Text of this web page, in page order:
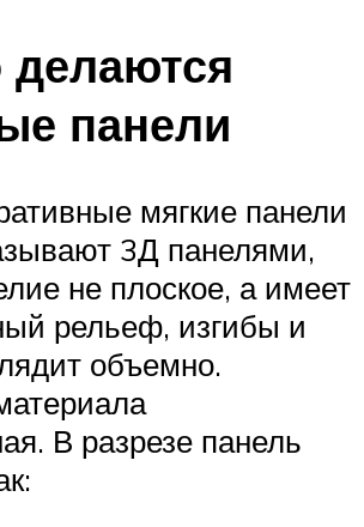
делаются
панели
мягкие панели
3Д панелями,
не плоское, а имеет
рельеф, изгибы и
объемно.
В разрезе панель